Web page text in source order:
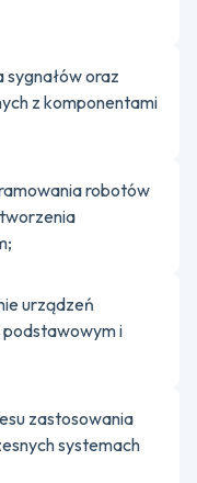
oraz
z komponentami
robotów
urządzeń
podstawowym i
zastosowania
systemach